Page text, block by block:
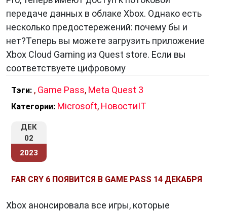
передаче данных в облаке Xbox. Однако есть
несколько предостережений: почему бы и
нет?Теперь вы можете загрузить приложение
Xbox Cloud Gaming из Quest store. Если вы
соответствуете цифровому
Тэги: , Game Pass, Meta Quest 3
Категории: Microsoft, НовостиIT
ДЕК
02
2023
FAR CRY 6 ПОЯВИТСЯ В GAME PASS 14 ДЕКАБРЯ
Xbox анонсировала все игры, которые